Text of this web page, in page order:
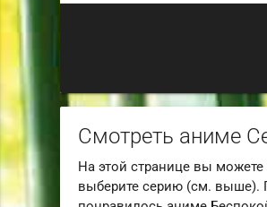
Смотреть аниме
На этой странице вы
выберите серию (см. выше).